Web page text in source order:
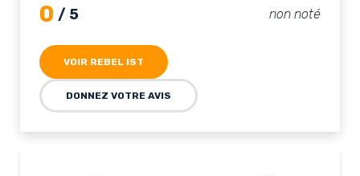
0 / 5 non noté
VOIR REBEL IST
DONNEZ VOTRE AVIS